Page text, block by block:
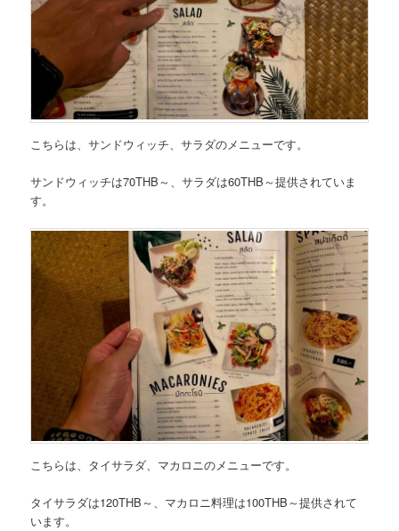
こちらは、サンドウィッチ、サラダのメニューです。
サンドウィッチは70THB～ 、サラダは60THB～提供されていま
す。
こちらは、 タイサラダ、マカロニのメニューです。
タイサラダは120THB～ 、 マカロニ料理は100THB～提供されて
います。